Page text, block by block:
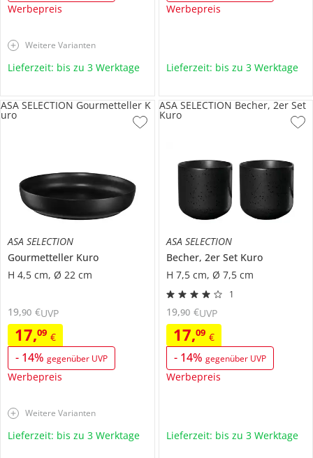
Werbepreis
Weitere Varianten
Lieferzeit: bis zu 3 Werktage
Werbepreis
Lieferzeit: bis zu 3 Werktage
ASA SELECTION
Gourmetteller Kuro
H 4,5 cm, Ø 22 cm
17,09 €
- 14% gegenüber UVP
Werbepreis
19,90 €UVP
ASA SELECTION Gourmetteller K
uro
Weitere Varianten
Lieferzeit: bis zu 3 Werktage
ASA SELECTION
Becher, 2er Set Kuro
H 7,5 cm, Ø 7,5 cm
1
17,09 €
- 14% gegenüber UVP
Werbepreis
19,90 €UVP
ASA SELECTION Becher, 2er Set
Kuro
Lieferzeit: bis zu 3 Werktage